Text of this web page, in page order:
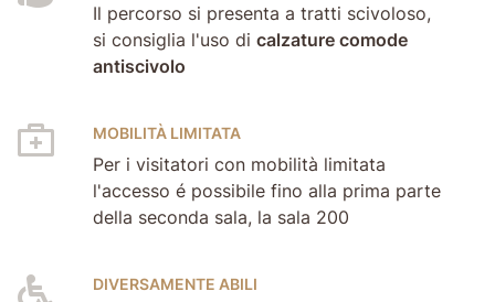
Il percorso si presenta a tratti scivoloso,
si consiglia l'uso di calzature comode
antiscivolo
MOBILITÀ LIMITATA
Per i visitatori con mobilità limitata
l'accesso é possibile fino alla prima parte
della seconda sala, la sala 200
DIVERSAMENTE ABILI